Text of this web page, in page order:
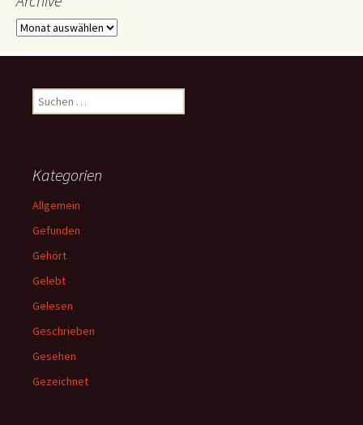
Archive
Suchen
nach:
Kategorien
Allgemein
Gefunden
Gehört
Gelebt
Gelesen
Geschrieben
Gesehen
Gezeichnet